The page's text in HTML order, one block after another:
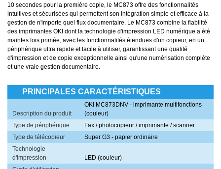
10 secondes pour la première copie, le MC873 offre des fonctionnalités
intuitives et sécurisées qui permettent son intégration simple et efficace à la
gestion de n'importe quel flux documentaire. Le MC873 combine la fiabilité
des imprimantes OKI dont la technologie d'impression LED numérique a été
maintes fois primée, avec les fonctionnalités étendues d'un copieur, en un
périphérique ultra rapide et facile à utiliser, garantissant une qualité
d'impression et de copie exceptionnelle ainsi qu'une numérisation complète
et une vraie gestion documentaire.
PRINCIPALES CARACTÉRISTIQUES
Description du produit
OKI MC873DNV - imprimante multifonctions
(couleur)
Type de périphérique
Fax / photocopieur / imprimante / scanner
Type de télécopieur
Super G3 - papier ordinaire
Technologie
d'impression
LED (couleur)